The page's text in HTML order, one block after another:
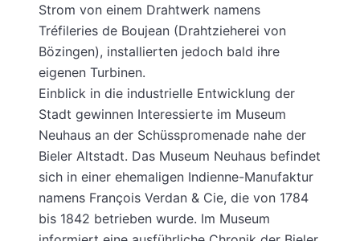
Strom von einem Drahtwerk namens
Tréfileries de Boujean (Drahtzieherei von
Bözingen), installierten jedoch bald ihre
eigenen Turbinen.
Einblick in die industrielle Entwicklung der
Stadt gewinnen Interessierte im Museum
Neuhaus an der Schüsspromenade nahe der
Bieler Altstadt. Das Museum Neuhaus befindet
sich in einer ehemaligen Indienne-Manufaktur
namens François Verdan & Cie, die von 1784
bis 1842 betrieben wurde. Im Museum